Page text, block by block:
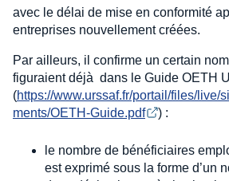
avec le délai de mise en conformité
entreprises nouvellement créées.
Par ailleurs, il confirme un certain
figuraient déjà dans le Guide OETH
(https://www.urssaf.fr/portail/files/live/
ments/OETH-Guide.pdf
) :
le nombre de bénéficiaires
est exprimé sous la forme d’un